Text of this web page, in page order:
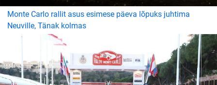
Monte Carlo rallit asus esimese päeva lõpuks juhtima
Neuville, Tänak kolmas